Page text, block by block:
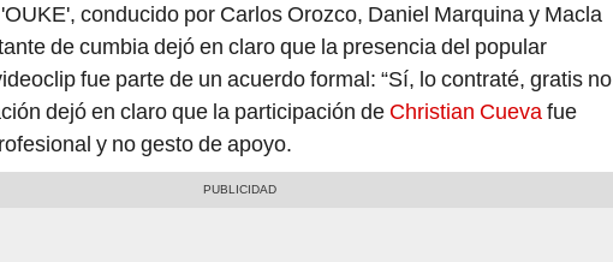
conducido por Carlos Orozco, Daniel Marquina y Macla
de cumbia dejó en claro que la presencia del popular
fue parte de un acuerdo formal: “Sí, lo contraté, gratis no
dejó en claro que la participación de Christian Cuevafue
y no gesto de apoyo.